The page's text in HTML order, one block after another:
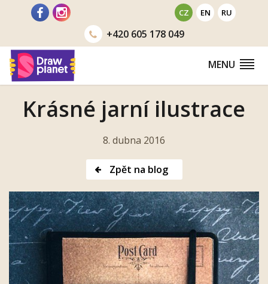
CZ EN RU
+420605 178 049
MENU
Krásné jarní ilustrace
8. dubna 2016
Zpět na blog